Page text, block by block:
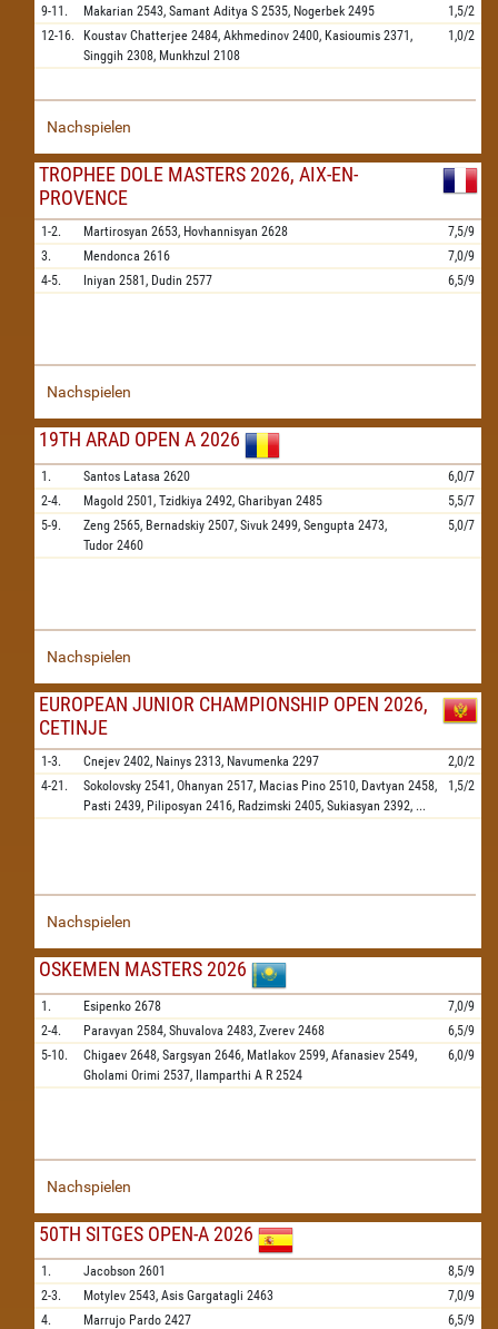
9-11. Makarian 2543, Samant Aditya S 2535, Nogerbek 2495
1,5/2
12-16.
Koustav Chatterjee 2484, Akhmedinov 2400, Kasioumis 2371,
Singgih 2308, Munkhzul 2108
1,0/2
Nachspielen
TROPHEE DOLE MASTERS 2026, AIX-EN-
PROVENCE
1-2. Martirosyan 2653, Hovhannisyan 2628
7,5/9
3.
Mendonca 2616
7,0/9
4-5.
Iniyan 2581, Dudin 2577 6,5/9
Nachspielen
19TH ARAD OPEN A 2026
1. Santos Latasa 2620
6,0/7
2-4.
Magold 2501, Tzidkiya 2492, Gharibyan 2485
5,5/7
5-9.
Zeng 2565, Bernadskiy 2507, Sivuk 2499, Sengupta 2473,
Tudor 2460
5,0/7
Nachspielen
EUROPEAN JUNIOR CHAMPIONSHIP OPEN 2026,
CETINJE
1-3. Cnejev 2402, Nainys 2313, Navumenka 2297
2,0/2
4-21.
Sokolovsky 2541, Ohanyan 2517, Macias Pino 2510, Davtyan 2458,
Pasti 2439, Piliposyan 2416, Radzimski 2405, Sukiasyan 2392, ...
1,5/2
Nachspielen
OSKEMEN MASTERS 2026
1. Esipenko 2678
7,0/9
2-4.
Paravyan 2584, Shuvalova 2483, Zverev 2468
6,5/9
5-10.
Chigaev 2648, Sargsyan 2646, Matlakov 2599, Afanasiev 2549,
Gholami Orimi 2537, Ilamparthi A R 2524
6,0/9
Nachspielen
50TH SITGES OPEN-A 2026
1. Jacobson 2601
8,5/9
2-3.
Motylev 2543, Asis Gargatagli 2463
7,0/9
4.
Marrujo Pardo 2427 6,5/9